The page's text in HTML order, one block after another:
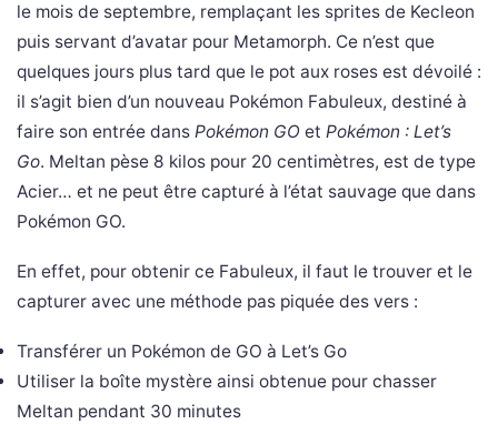
le mois de septembre, remplaçant les sprites de Kecleon
puis servant d’avatar pour Metamorph. Ce n’est que
quelques jours plus tard que le pot aux roses est dévoilé :
il s’agit bien d’un nouveau Pokémon Fabuleux, destiné à
faire son entrée dans Pokémon GO et Pokémon : Let’s
Go. Meltan pèse 8 kilos pour 20 centimètres, est de type
Acier… et ne peut être capturé à l’état sauvage que dans
Pokémon GO.
En effet, pour obtenir ce Fabuleux, il faut le trouver et le
capturer avec une méthode pas piquée des vers :
Transférer un Pokémon de GO à Let’s Go
Utiliser la boîte mystère ainsi obtenue pour chasser
Meltan pendant 30 minutes